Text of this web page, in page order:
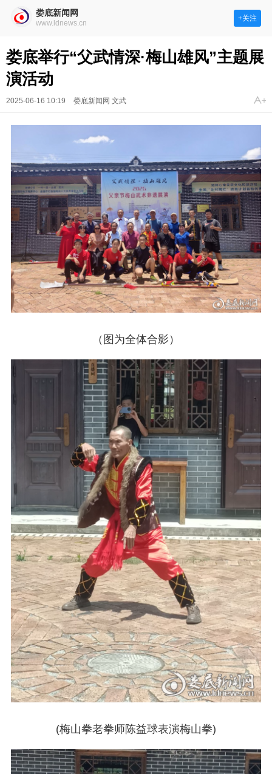
娄底新闻网
www.ldnews.cn
+关注
娄底举行“父武情深·梅山雄风”主题展
演活动
2025-06-16 10:19 娄底新闻网 文武
（图为全体合影）
(梅山拳老拳师陈益球表演梅山拳)